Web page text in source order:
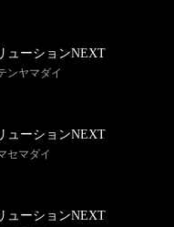
ューションNEXT
ンヤマダイ
ューションNEXT
セマダイ
ューションNEXT